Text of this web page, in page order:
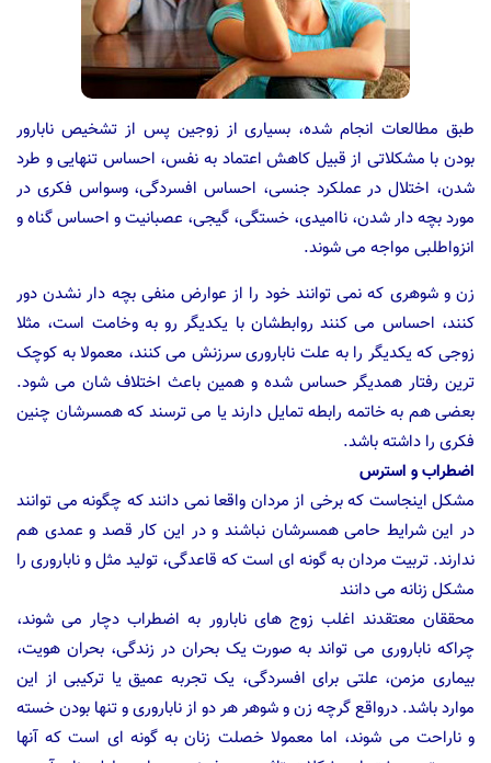
طبق مطالعات انجام شده، بسیاری از زوجین پس از تشخیص نابارور
بودن با مشکلاتی از قبیل کاهش اعتماد به نفس، احساس تنهایی و طرد
شدن، اختلال در عملکرد جنسی، احساس افسردگی، وسواس فکری در
مورد بچه دار شدن، ناامیدی، خستگی، گیجی، عصبانیت و احساس گناه و
انزواطلبی مواجه می شوند.
زن و شوهری که نمی توانند خود را از عوارض منفی بچه دار نشدن دور
کنند، احساس می کنند روابطشان با یکدیگر رو به وخامت است، مثلا
زوجی که یکدیگر را به علت ناباروری سرزنش می کنند، معمولا به کوچک
ترین رفتار همدیگر حساس شده و همین باعث اختلاف شان می شود.
بعضی هم به خاتمه رابطه تمایل دارند یا می ترسند که همسرشان چنین
فکری را داشته باشد.
اضطراب و استرس
مشکل اینجاست که برخی از مردان واقعا نمی دانند که چگونه می توانند
در این شرایط حامی همسرشان نباشند و در این کار قصد و عمدی هم
ندارند. تربیت مردان به گونه ای است که قاعدگی، تولید مثل و ناباروری را
مشکل زنانه می دانند
محققان معتقدند اغلب زوج های نابارور به اضطراب دچار می شوند،
چراکه ناباروری می تواند به صورت یک بحران در زندگی، بحران هویت،
بیماری مزمن، علتی برای افسردگی، یک تجربه عمیق یا ترکیبی از این
موارد باشد. درواقع گرچه زن و شوهر هر دو از ناباروری و تنها بودن خسته
و ناراحت می شوند، اما معمولا خصلت زنان به گونه ای است که آنها